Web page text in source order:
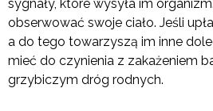
sygnały, które wysyła im
obserwować swoje ciało. Jeśli
a do tego towarzyszą im inne
mieć do czynienia z zakażeniem
grzybiczym dróg rodnych.